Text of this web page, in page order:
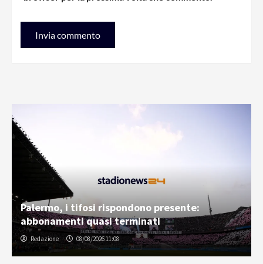
Palermo, i tifosi rispondono presente:
abbonamenti quasi terminati
Redazione 08/08/2026 11:08